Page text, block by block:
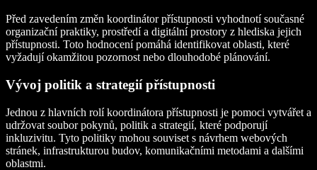
Před zavedením změn koordinátor přístupnosti vyhodnotí současné
organizační praktiky, prostředí a digitální prostory z hlediska jejich
přístupnosti. Toto hodnocení pomáhá identifikovat oblasti, které
vyžadují okamžitou pozornost nebo dlouhodobé plánování.
Vývoj politik a strategií přístupnosti
Jednou z hlavních rolí koordinátora přístupnosti je pomoci vytvářet a
udržovat soubor pokynů, politik a strategií, které podporují
inkluzivitu. Tyto politiky mohou souviset s návrhem webových
stránek, infrastrukturou budov, komunikačními metodami a dalšími
oblastmi.